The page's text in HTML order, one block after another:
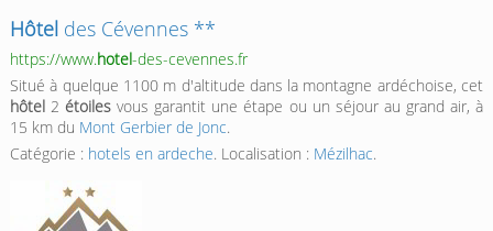
Hôteldes Cévennes **
https://www.hotel-des-cevennes.fr
Situé à quelque 1100 m d'altitude dans la montagne ardéchoise, cet
hôtel2étoiles vous garantit une étape ou un séjour au grand air, à
15 km du Mont Gerbier de Jonc.
Catégorie : hotels en ardeche. Localisation : Mézilhac.